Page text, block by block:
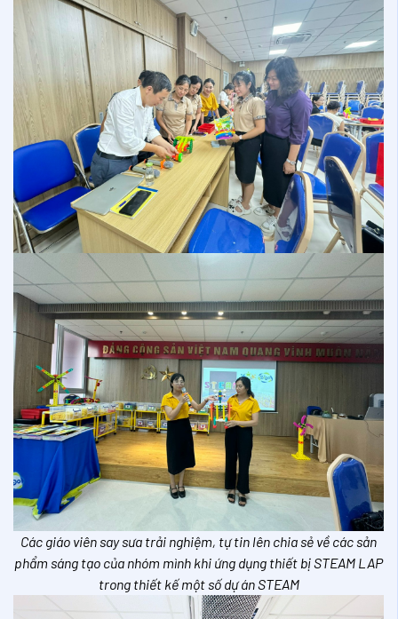
Các giáo viên say sưa trải nghiệm, tự tin lên chia sẻ về các sản
phẩm sáng tạo của nhóm mình khi ứng dụng thiết bị STEAM LAP
trong thiết kế một số dự án STEAM